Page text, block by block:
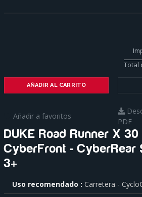
Total
AÑADIR AL CARRITO
Añadir a favoritos
PDF
DUKE Road Runner X
CyberFront - CyberRear
3+
saber
Uso recomendado
Carretera -